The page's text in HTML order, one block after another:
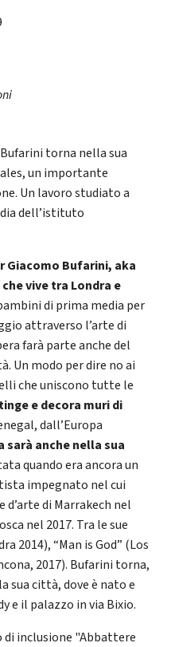
torna nella sua
un importante
Un lavoro studiato a
dell’istituto
Giacomo Bufarini, aka
vive tra Londra e
di prima media per
attraverso l’arte di
farà parte anche del
Un modo per dire no ai
che uniscono tutte le
e decora muri di
dall’Europa
sarà anche nella sua
quando era ancora un
impegnato nel cui
di Marrakech nel
nel 2017. Tra le sue
2014), “Man is God” (Los
2017). Bufarini torna,
sua città, dove è nato e
e il palazzo in via Bixio.
inclusione "Abbattere